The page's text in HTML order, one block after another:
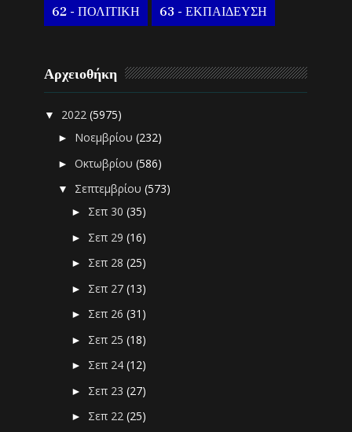
62 - ΠΟΛΙΤΙΚΗ 63 - ΕΚΠΑΙΔΕΥΣΗ
Αρχειοθήκη
▼ 2022(5975)
► Νοεμβρίου(232)
►Οκτωβρίου(586)
▼ Σεπτεμβρίου(573)
► Σεπ 30(35)
► Σεπ 29(16)
► Σεπ 28(25)
► Σεπ 27(13)
► Σεπ 26(31)
► Σεπ 25(18)
► Σεπ 24(12)
► Σεπ 23(27)
► Σεπ 22(25)